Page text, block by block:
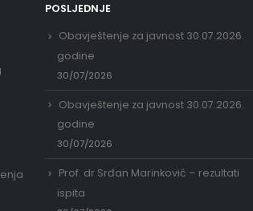
POSLJEDNJE
Obavještenje za javnost 30.07.2026.
godine
30/07/2026
Obavještenje za javnost 30.07.2026.
godine
30/07/2026
Prof. dr Srđan Marinković – rezultati
ispita